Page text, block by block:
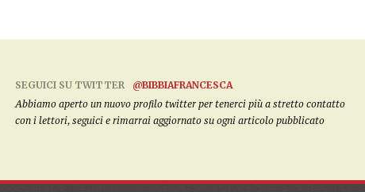
SEGUICI SU TWITTER
@BIBBIAFRANCESCA
Abbiamo aperto un nuovo profilo twitter per tenerci più a stretto contatto
con i lettori, seguici e rimarrai aggiornato su ogni articolo pubblicato